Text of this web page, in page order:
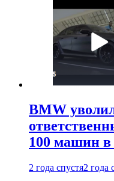
BMW
100 машин
2 года спустя2 года